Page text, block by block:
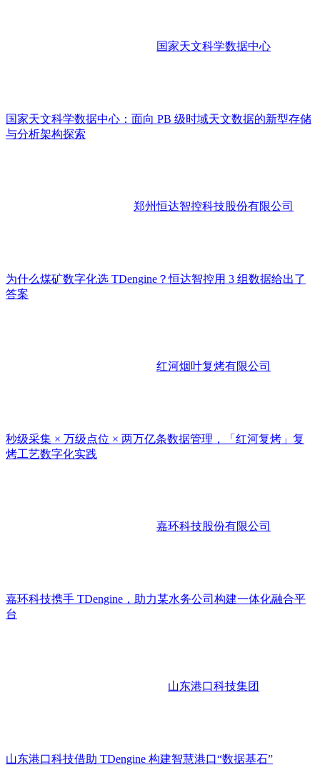
国家天文科学数据中心
国家天文科学数据中心：面向 PB 级时域天文数据的新型存储
与分析架构探索
郑州恒达智控科技股份有限公司
为什么煤矿数字化选 TDengine？恒达智控用 3 组数据给出了
答案
红河烟叶复烤有限公司
秒级采集 × 万级点位 × 两万亿条数据管理，「红河复烤」复
烤工艺数字化实践
嘉环科技股份有限公司
嘉环科技携手 TDengine，助力某水务公司构建一体化融合平
台
山东港口科技集团
山东港口科技借助 TDengine 构建智慧港口“数据基石”